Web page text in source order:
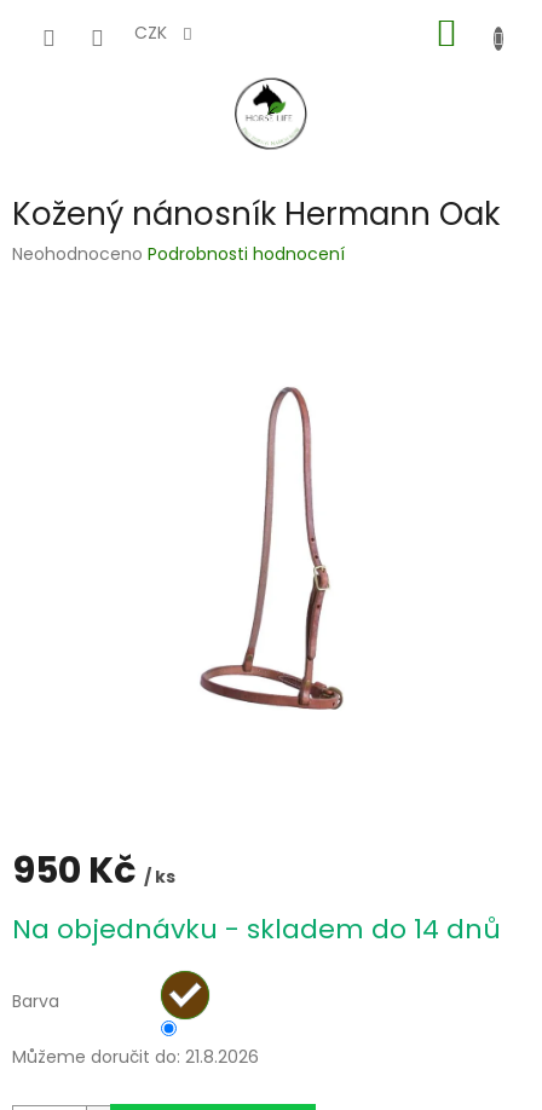
CZK
KOŠÍK
Kožený nánosník Hermann Oak
Průměrné
Neohodnoceno Podrobnosti hodnocení
950 Kč / ks
cena:
Na objednávku - skladem do 14 dnů
Barva
Můžeme doručit do: 21.8.2026